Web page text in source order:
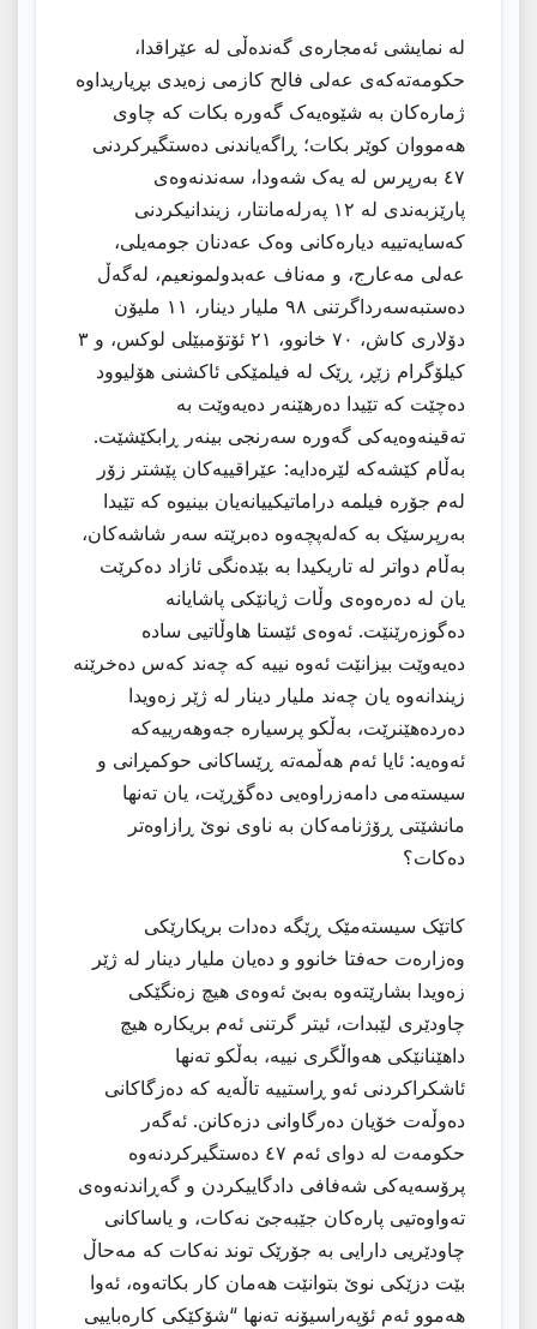
لە نمایشی ئەمجارەی گەندەڵی لە عێراقدا،
حکومەتەکەی عەلی فالح کازمی زەیدی بڕیاریداوە
ژمارەکان بە شێوەیەک گەورە بکات کە چاوی
هەمووان کوێر بکات؛ ڕاگەیاندنی دەستگیرکردنی
٤٧ بەرپرس لە یەک شەودا، سەندنەوەی
پارێزبەندی لە ١٢ پەرلەمانتار، زیندانیکردنی
کەسایەتییە دیارەکانی وەک عەدنان جومەیلی،
عەلی مەعارج، و مەناف عەبدولمونعیم، لەگەڵ
دەستبەسەرداگرتنی ٩٨ ملیار دینار، ١١ ملیۆن
دۆلاری کاش، ٧٠ خانوو، ٢١ ئۆتۆمبێلی لوکس، و ٣
کیلۆگرام زێڕ، ڕێک لە فیلمێکی ئاکشنی هۆلیوود
دەچێت کە تێیدا دەرهێنەر دەیەوێت بە
تەقینەوەیەکی گەورە سەرنجی بینەر ڕابکێشێت.
بەڵام کێشەکە لێرەدایە: عێراقییەکان پێشتر زۆر
لەم جۆرە فیلمە دراماتیکییانەیان بینیوە کە تێیدا
بەرپرسێک بە کەلەپچەوە دەبرێتە سەر شاشەکان،
بەڵام دواتر لە تاریکیدا بە بێدەنگی ئازاد دەکرێت
یان لە دەرەوەی وڵات ژیانێکی پاشایانە
دەگوزەرێنێت. ئەوەی ئێستا هاوڵاتیی سادە
دەیەوێت بیزانێت ئەوە نییە کە چەند کەس دەخرێنە
زیندانەوە یان چەند ملیار دینار لە ژێر زەویدا
دەردەهێنرێت، بەڵکو پرسیارە جەوهەرییەکە
ئەوەیە: ئایا ئەم هەڵمەتە ڕێساکانی حوکمڕانی و
سیستەمی دامەزراوەیی دەگۆڕێت، یان تەنها
مانشێتی ڕۆژنامەکان بە ناوی نوێ ڕازاوەتر
دەکات؟
کاتێک سیستەمێک ڕێگە دەدات بریکارێکی
وەزارەت حەفتا خانوو و دەیان ملیار دینار لە ژێر
زەویدا بشارێتەوە بەبێ ئەوەی هیچ زەنگێکی
چاودێری لێبدات، ئیتر گرتنی ئەم بریکارە هیچ
داهێنانێکی هەواڵگری نییە، بەڵکو تەنها
ئاشکراکردنی ئەو ڕاستییە تاڵەیە کە دەزگاکانی
دەوڵەت خۆیان دەرگاوانی دزەکانن. ئەگەر
حکومەت لە دوای ئەم ٤٧ دەستگیرکردنەوە
پرۆسەیەکی شەفافی دادگاییکردن و گەڕاندنەوەی
تەواوەتیی پارەکان جێبەجێ نەکات، و یاساکانی
چاودێریی دارایی بە جۆرێک توند نەکات کە مەحاڵ
بێت دزێکی نوێ بتوانێت هەمان کار بکاتەوە، ئەوا
هەموو ئەم ئۆپەراسیۆنە تەنها “شۆکێکی کارەباییی